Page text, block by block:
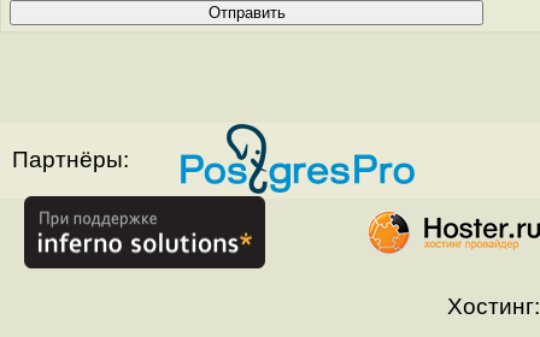
Партнёры:
Хостинг: